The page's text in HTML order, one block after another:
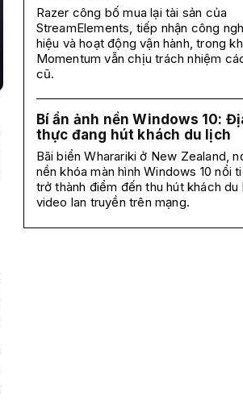
Razer công bố mua lại tài sản của
StreamElements, tiếp nhận công
hiệu và hoạt động vận hành, trong
Momentum vẫn chịu trách nhiệm
cũ.
Bí ẩn ảnh nền Windows 10:
thực đang hút khách du lịch
Bãi biển Wharariki ở New Zealand,
nền khóa màn hình Windows 10 nổi
trở thành điểm đến thu hút khách
video lan truyền trên mạng.